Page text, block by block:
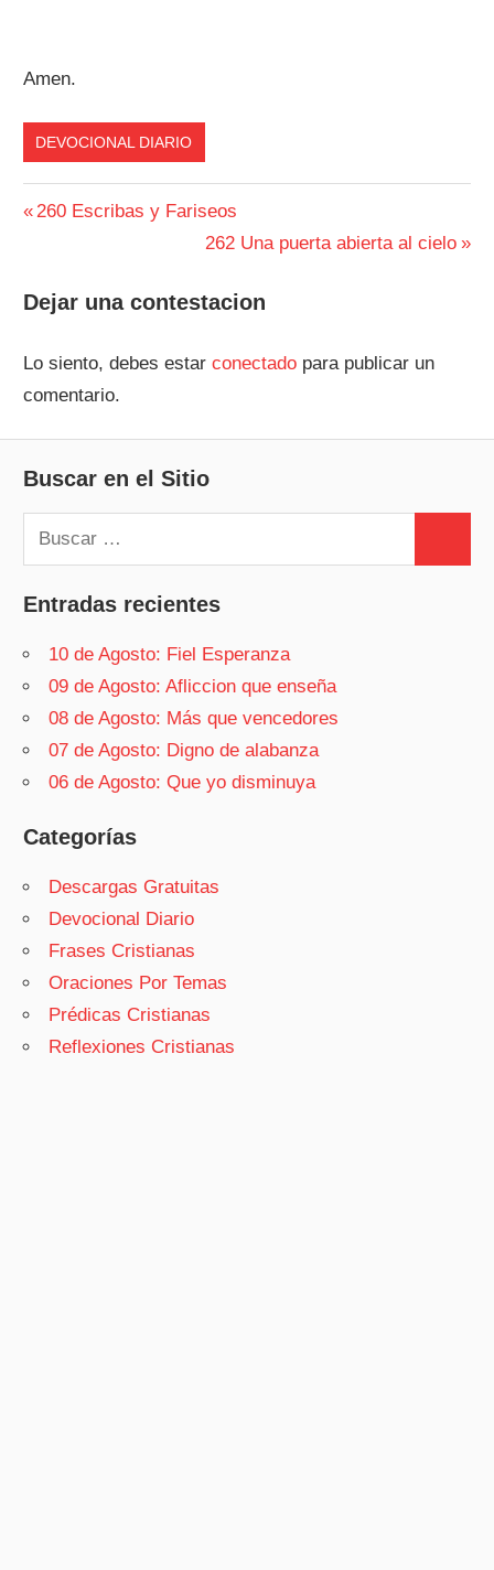
Amen.
DEVOCIONAL DIARIO
Navegación
entradas
Entrada
260 Escribas y Fariseos
Siguiente
262 Una puerta abierta al cielo
Dejar una contestacion
Lo siento, debes estarconectado para publicar un
comentario.
Buscar en el Sitio
Buscar:
Entradas recientes
10 de Agosto: Fiel Esperanza
09 de Agosto: Afliccion que enseña
08 de Agosto: Más que vencedores
07 de Agosto: Digno de alabanza
06 de Agosto: Que yo disminuya
Categorías
Descargas Gratuitas
Devocional Diario
Frases Cristianas
Oraciones Por Temas
Prédicas Cristianas
Reflexiones Cristianas